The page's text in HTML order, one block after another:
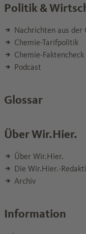
Politik &
Nachrichten aus der
Chemie-Tarifpolitik
Chemie-Faktencheck
Podcast
Glossar
Über Wir.Hier.
Über Wir.Hier.
Die Wir.Hier.-
Archiv
Information